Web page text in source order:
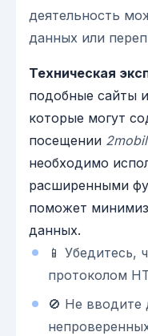
деятельность
данных или
Техническая
подобные сайты
которые могут
посещении
необходимо
расширенными
поможет
данных.
📱 Убедитесь,
протоколом
🚫 Не вводите